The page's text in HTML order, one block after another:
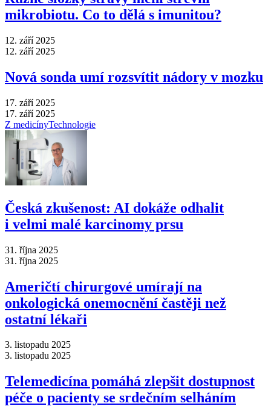
mikrobiotu. Co to dělá s imunitou?
12. září 2025
12. září 2025
Nová sonda umí rozsvítit nádory v mozku
17. září 2025
17. září 2025
Z medicínyTechnologie
Česká zkušenost: AI dokáže odhalit
i velmi malé karcinomy prsu
31. října 2025
31. října 2025
Američtí chirurgové umírají na
onkologická onemocnění častěji než
ostatní lékaři
3. listopadu 2025
3. listopadu 2025
Telemedicína pomáhá zlepšit dostupnost
péče o pacienty se srdečním selháním